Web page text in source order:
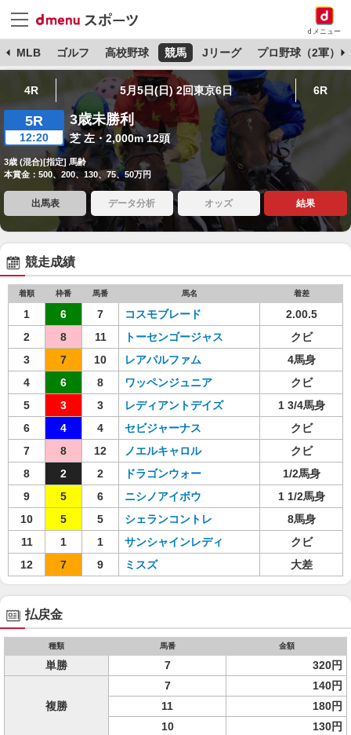
dメニュー
MLB ゴルフ 高校野球 競馬 Jリーグ プロ野球（2軍）
4R 5月5日(日) 2回東京6日 6R
5R
12:20
3歳未勝利
芝 左・2,000m 12頭
3歳 (混合)[指定] 馬齢
本賞金：500、200、130、75、50万円
出馬表 データ分析 オッズ 結果
競走成績
着順 枠番 馬番 馬名 着差
1 6 7 コスモブレード
2.00.5
2
8 11 トーセンゴージャス
クビ
3
7 10 レアパルファム
4馬身
4
6 8 ワッペンジュニア
クビ
5
3 3 レディアントデイズ
1 3/4馬身
6
4 4 セビジャーナス
クビ
7
8 12 ノエルキャロル
クビ
8
2 2 ドラゴンウォー
1/2馬身
9
5 6 ニシノアイボウ
1 1/2馬身
10
5 5 シェランコントレ
8馬身
11
1 1 サンシャインレディ
クビ
12
7 9 ミスズ 大差
払戻金
種類 馬番 金額
単勝 7 320円
複勝
7
140円
11
180円
10
130円